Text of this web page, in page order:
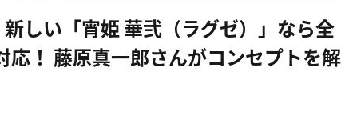
しい「宵姫 華弐（ラグゼ）」なら全
！ 藤原真一郎さんがコンセプトを解